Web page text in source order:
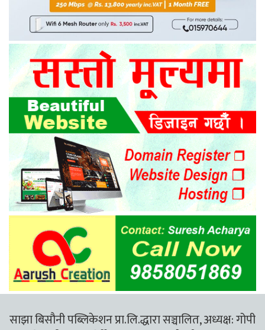
साझा बिसौनी पब्लिकेशन प्रा.लि.द्धारा सञ्चालित, अध्यक्ष: गोपी